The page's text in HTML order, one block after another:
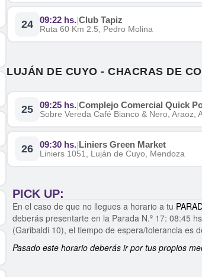
24 09:22 hs.|Club Tapiz
Ruta 60 Km 2.5, Pedro Molina
LUJÁN DE CUYO - CHACRAS DE
25 09:25 hs.|Complejo Comercial Quick
Sobre Vereda Café Bianco & Nero, Araoz,
26 09:30 hs.|Liniers Green Market
Liniers 1051, Luján de Cuyo, Mendoza
PICK UP:
En el caso de que no llegues a horario a tu
deberás presentarte en la Parada N.º 17: 08:45
(Garibaldi 10), el tiempo de espera/tolerancia es
Pasado este horario deberás ir por tus propios